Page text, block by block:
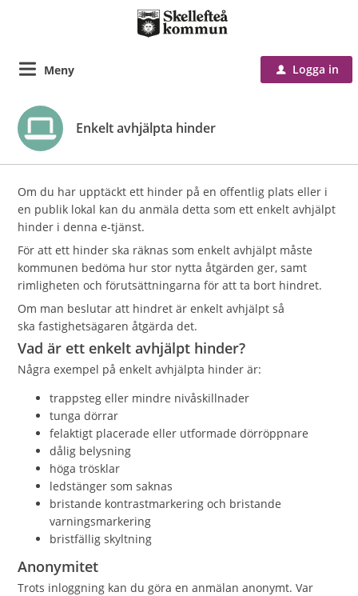
Meny u Logga in
Enkelt avhjälpta hinder
Om du har upptäckt ett hinder på en offentlig plats eller i
en publik lokal kan du anmäla detta som ett enkelt avhjälpt
hinder i denna e-tjänst.
För att ett hinder ska räknas som enkelt avhjälpt måste
kommunen bedöma hur stor nytta åtgärden ger, samt
rimligheten och förutsättningarna för att ta bort hindret.
Om man beslutar att hindret är enkelt avhjälpt så
ska fastighetsägaren åtgärda det.
Vad är ett enkelt avhjälpt hinder?
Några exempel på enkelt avhjälpta hinder är:
trappsteg eller mindre nivåskillnader
tunga dörrar
felaktigt placerade eller utformade dörröppnare
dålig belysning
höga trösklar
ledstänger som saknas
bristande kontrastmarkering och bristande
varningsmarkering
bristfällig skyltning
Anonymitet
Trots inloggning kan du göra en anmälan anonymt. Var